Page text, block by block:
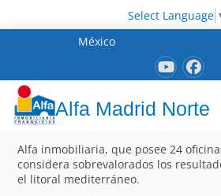
Select Language
México
Alfa Madrid Norte
Alfa inmobiliaria, que posee 24
considera sobrevalorados los
el litoral mediterráneo.